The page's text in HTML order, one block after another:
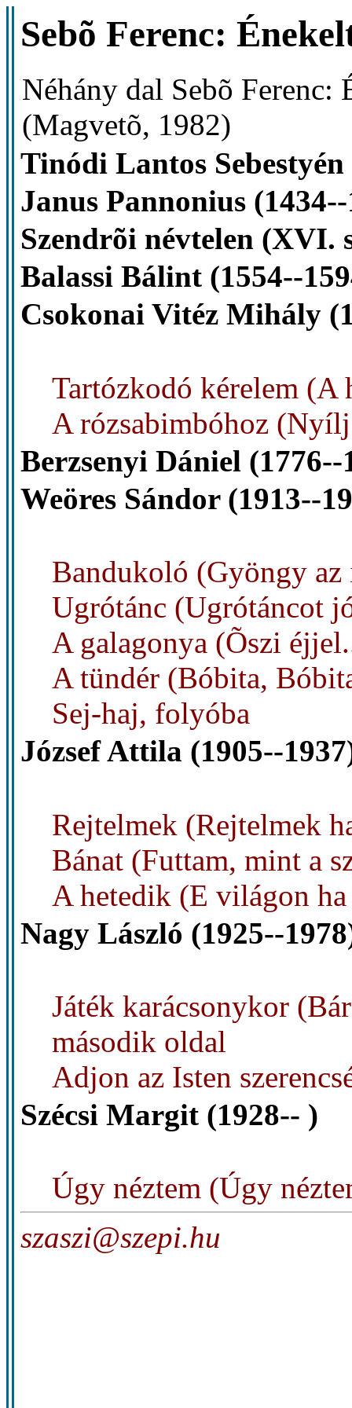
Sebõ Ferenc:
Néhány dal Sebõ Ferenc:
(Magvetõ, 1982)
Tinódi Lantos
Janus Pannonius
Szendrõi névtelen (XVI.
Balassi Bálint (1554--
Csokonai Vitéz Mihály
Tartózkodó kérelem (A
A rózsabimbóhoz
Berzsenyi Dániel (1776--
Weöres Sándor (1913--
Bandukoló (Gyöngy az
Ugrótánc (Ugrótáncot
A galagonya (Õszi
A tündér (Bóbita,
Sej-haj, folyóba
József Attila (1905--
Rejtelmek (Rejtelmek
Bánat (Futtam, mint a
A hetedik (E világon
Nagy László (1925--
Játék karácsonykor
második oldal
Adjon az Isten
Szécsi Margit (1928-- )
Úgy néztem (Úgy
szaszi@szepi.hu